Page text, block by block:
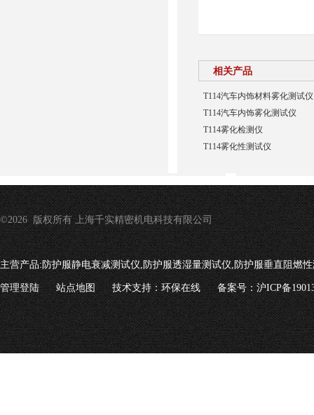
相关产品
T114汽车内饰材料雾化测试仪
T114汽车内饰雾化测试仪
T114雾化检测仪
T114雾化性测试仪
©2026 版权所有 上海千实精密机电科技有限公司
主营产品:防护服静电衰减测试仪,防护服透湿量测试仪,防护服垂直阻燃
管理登陆 站点地图 技术支持：环保在线 备案号：沪ICP备